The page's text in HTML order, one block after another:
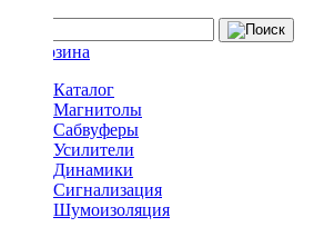
Каталог
Магнитолы
Сабвуферы
Усилители
Динамики
Сигнализация
Шумоизоляция